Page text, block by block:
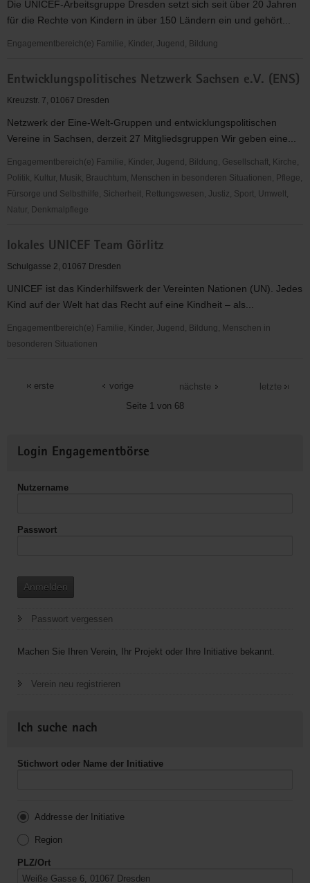
Die UNICEF-Arbeitsgruppe Dresden setzt sich seit über 20 Jahren
für die Rechte von Kindern in über 150 Ländern ein und gehört...
Engagementbereich(e) Familie, Kinder, Jugend, Bildung
Arbeitsgruppe
Dresden
Entwicklungspolitisches Netzwerk Sachsen e.V. (ENS)
Kreuzstr. 7, 01067 Dresden
Netzwerk der Eine-Welt-Gruppen und entwicklungspolitischen
Vereine in Sachsen, derzeit 27 Mitgliedsgruppen Wir geben eine...
Engagementbereich(e) Familie, Kinder, Jugend, Bildung, Gesellschaft, Kirche,
Politik, Kultur, Musik, Brauchtum, Menschen in besonderen Situationen, Pflege,
Fürsorge und Selbsthilfe, Sicherheit, Rettungswesen, Justiz, Sport, Umwelt,
Natur, Denkmalpflege
Netzwerk
Sachsen
(ENS)
lokales UNICEF Team Görlitz
Schulgasse 2, 01067 Dresden
UNICEF ist das Kinderhilfswerk der Vereinten Nationen (UN). Jedes
Kind auf der Welt hat das Recht auf eine Kindheit – als...
Engagementbereich(e) Familie, Kinder, Jugend, Bildung, Menschen in
besonderen Situationen
erste
vorige
Seite 1 von 68
nächste letzte
Informationen
Login Engagementbörse
Nutzername
Passwort
Anmelden
Passwort vergessen
Machen Sie Ihren Verein, Ihr Projekt oder Ihre Initiative bekannt.
Verein neu registrieren
Ich suche nach
Stichwort oder Name der Initiative
Addresse der Initiative
Region
PLZ/Ort